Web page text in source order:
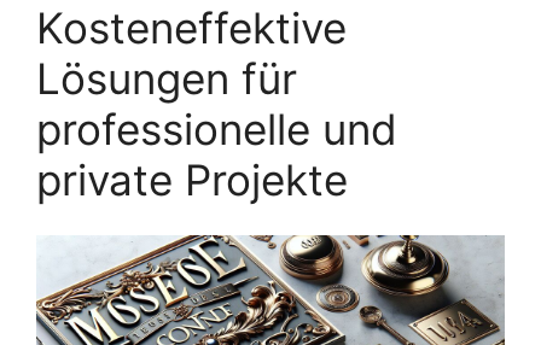
Kosteneffektive
Lösungen für
professionelle und
private Projekte